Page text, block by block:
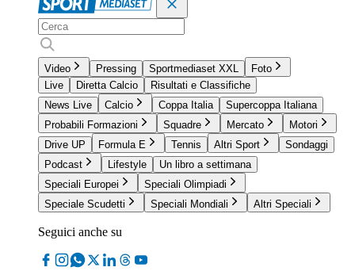
Video Pressing Sportmediaset XXL
Foto
Live
Diretta Calcio
Risultati e Classifiche
News Live
Calcio Coppa Italia
Supercoppa Italiana
Probabili Formazioni
Squadre Mercato
Motori
Drive UP
Formula E Tennis Altri Sport
Sondaggi
Podcast
Lifestyle
Un libro a settimana
Speciali Europei
Speciali Olimpiadi
Speciale Scudetti
Speciali Mondiali Altri Speciali
Seguici anche su